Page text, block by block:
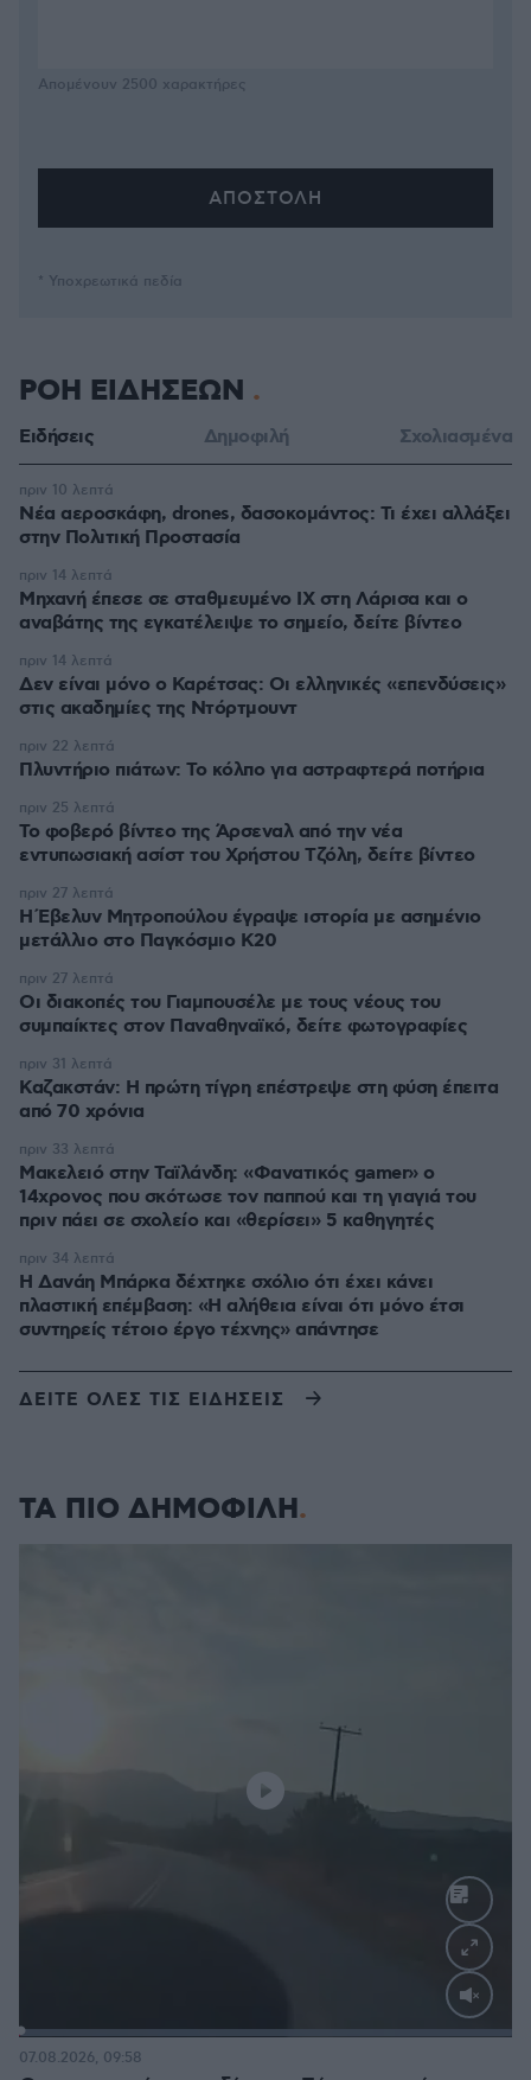
Απομένουν 2500 χαρακτήρες
* Υποχρεωτικά πεδία
ΡΟΗ ΕΙΔΗΣΕΩΝ
Ειδήσεις Δημοφιλή Σχολιασμένα
Νέα αεροσκάφη, drones, δασοκομάντος: Τι έχει αλλάξει
στην Πολιτική Προστασία
πριν 10 λεπτά
Μηχανή έπεσε σε σταθμευμένο ΙΧ στη Λάρισα και ο
αναβάτης της εγκατέλειψε το σημείο, δείτε βίντεο
πριν 14 λεπτά
Δεν είναι μόνο ο Καρέτσας: Οι ελληνικές «επενδύσεις»
στις ακαδημίες της Ντόρτμουντ
πριν 14 λεπτά
Πλυντήριο πιάτων: Το κόλπο για αστραφτερά ποτήρια
πριν 22 λεπτά
Το φοβερό βίντεο της Άρσεναλ από την νέα
εντυπωσιακή ασίστ του Χρήστου Τζόλη, δείτε βίντεο
πριν 25 λεπτά
Η Έβελυν Μητροπούλου έγραψε ιστορία με ασημένιο
μετάλλιο στο Παγκόσμιο Κ20
πριν 27 λεπτά
Οι διακοπές του Γιαμπουσέλε με τους νέους του
συμπαίκτες στον Παναθηναϊκό, δείτε φωτογραφίες
πριν 27 λεπτά
Καζακστάν: Η πρώτη τίγρη επέστρεψε στη φύση έπειτα
από 70 χρόνια
πριν 31 λεπτά
Μακελειό στην Ταϊλάνδη: «Φανατικός gamer» ο
14χρονος που σκότωσε τον παππού και τη γιαγιά του
πριν πάει σε σχολείο και «θερίσει» 5 καθηγητές
πριν 33 λεπτά
Η Δανάη Μπάρκα δέχτηκε σχόλιο ότι έχει κάνει
πλαστική επέμβαση: «Η αλήθεια είναι ότι μόνο έτσι
συντηρείς τέτοιο έργο τέχνης» απάντησε
πριν 34 λεπτά
ΔΕΙΤΕ ΟΛΕΣ ΤΙΣ ΕΙΔΗΣΕΙΣ
ΤΑ ΠΙΟ ΔΗΜΟΦΙΛΗ
Loaded:
07.08.2026, 09:58